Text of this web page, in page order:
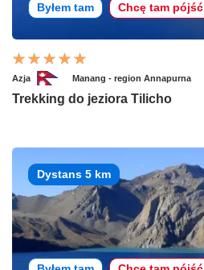
Byłem tam Chcę tam pójść
Azja Manang - region Annapurna
Trekking do jeziora Tilicho
Dystans 5 km